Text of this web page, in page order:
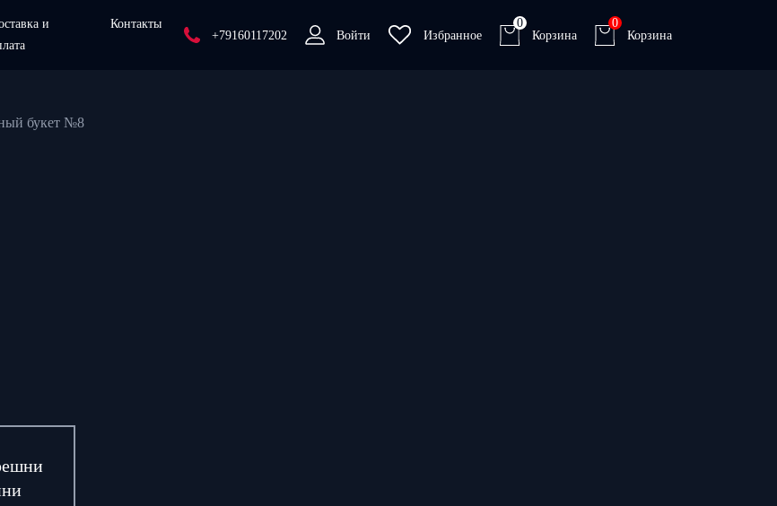
и
Контакты
+79160117202
Войти Избранное
0
Корзина
0
Корзина
букет №8